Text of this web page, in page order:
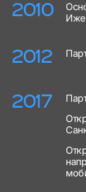
2010
2012
2017